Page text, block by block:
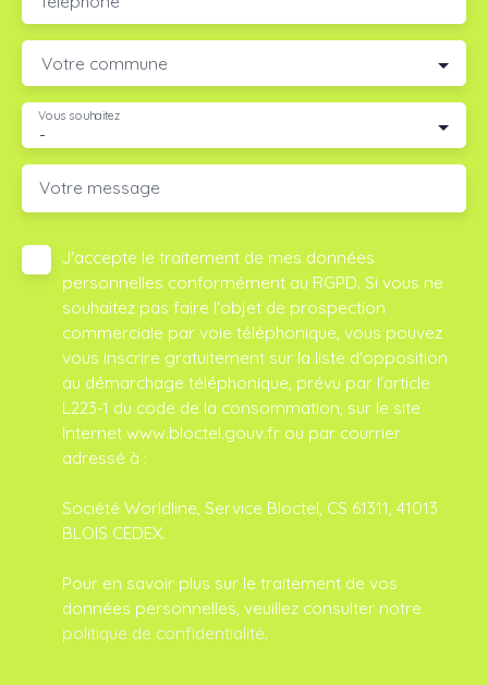
Votre commune
-
Vous souhaitez
Votre message
J'accepte le traitement de mes données
personnelles conformément au RGPD. Si vous ne
souhaitez pas faire l'objet de prospection
commerciale par voie téléphonique, vous pouvez
vous inscrire gratuitement sur la liste d'opposition
au démarchage téléphonique, prévu par l'article
L223-1 du code de la consommation, sur le site
Internet www.bloctel.gouv.fr ou par courrier
adressé à :
Société Worldline, Service Bloctel, CS 61311, 41013
BLOIS CEDEX.
Pour en savoir plus sur le traitement de vos
données personnelles, veuillez consulter notre
politique de confidentialité.